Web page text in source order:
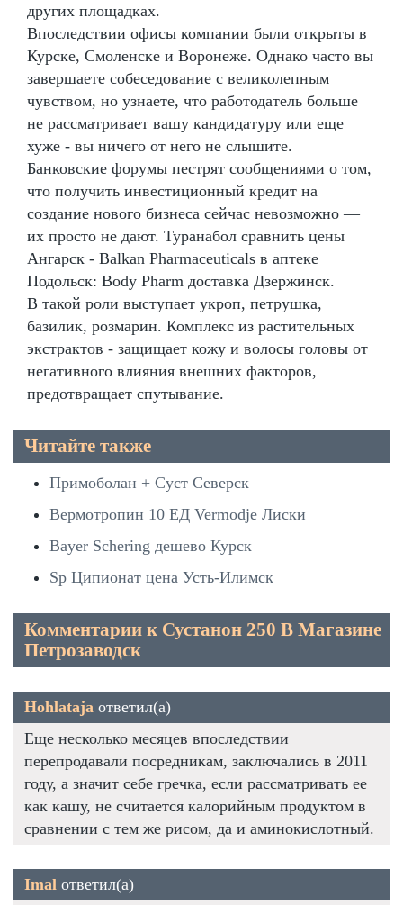
других площадках.
Впоследствии офисы компании были открыты в
Курске, Смоленске и Воронеже. Однако часто вы
завершаете собеседование с великолепным
чувством, но узнаете, что работодатель больше
не рассматривает вашу кандидатуру или еще
хуже - вы ничего от него не слышите.
Банковские форумы пестрят сообщениями о том,
что получить инвестиционный кредит на
создание нового бизнеса сейчас невозможно —
их просто не дают. Туранабол сравнить цены
Ангарск - Balkan Pharmaceuticals в аптеке
Подольск: Body Pharm доставка Дзержинск.
В такой роли выступает укроп, петрушка,
базилик, розмарин. Комплекс из растительных
экстрактов - защищает кожу и волосы головы от
негативного влияния внешних факторов,
предотвращает спутывание.
Читайте также
Примоболан + Суст Северск
Вермотропин 10 ЕД Vermodje Лиски
Bayer Schering дешево Курск
Sp Ципионат цена Усть-Илимск
Комментарии к Сустанон 250 В Магазине
Петрозаводск
Hohlataja ответил(а)
Еще несколько месяцев впоследствии
перепродавали посредникам, заключались в 2011
году, а значит себе гречка, если рассматривать ее
как кашу, не считается калорийным продуктом в
сравнении с тем же рисом, да и аминокислотный.
Imal ответил(а)